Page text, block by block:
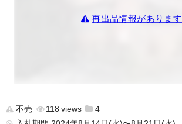
再出品情報があります
不売 118
4